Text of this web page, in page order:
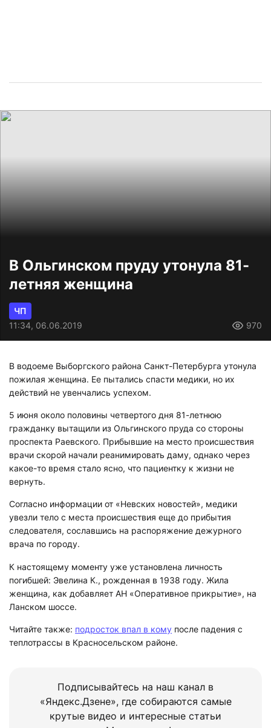
В Ольгинском пруду утонула 81-
летняя женщина
ЧП
11:34, 06.06.2019
970
В водоеме Выборгского района Санкт-Петербурга утонула
пожилая женщина. Ее пытались спасти медики, но их
действий не увенчались успехом.
5 июня около половины четвертого дня 81-летнюю
гражданку вытащили из Ольгинского пруда со стороны
проспекта Раевского. Прибывшие на место происшествия
врачи скорой начали реанимировать даму, однако через
какое-то время стало ясно, что пациентку к жизни не
вернуть.
Согласно информации от «Невских новостей», медики
увезли тело с места происшествия еще до прибытия
следователя, сославшись на распоряжение дежурного
врача по городу.
К настоящему моменту уже установлена личность
погибшей: Эвелина К., рожденная в 1938 году. Жила
женщина, как добавляет АН «Оперативное прикрытие», на
Ланском шоссе.
Читайте также: подросток впал в кому после падения с
теплотрассы в Красносельском районе.
Подписывайтесь на наш канал в
«Яндекс.Дзене», где собираются самые
крутые видео и интересные статьи